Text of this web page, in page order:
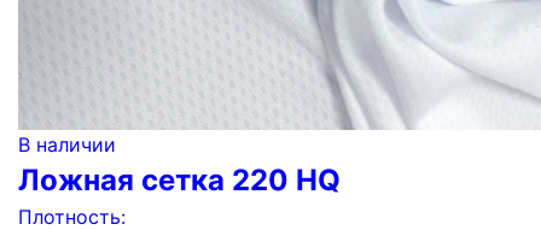
В наличии
Ложная сетка 220 HQ
Плотность: